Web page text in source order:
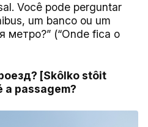
Você pode perguntar
um banco ou um
метро?” (“Onde fica o
[Skôlko stôit
a passagem?